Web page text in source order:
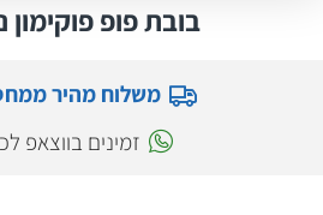
בובת פופ פוקימון
משלוח מהיר
זמינים בווצאפ